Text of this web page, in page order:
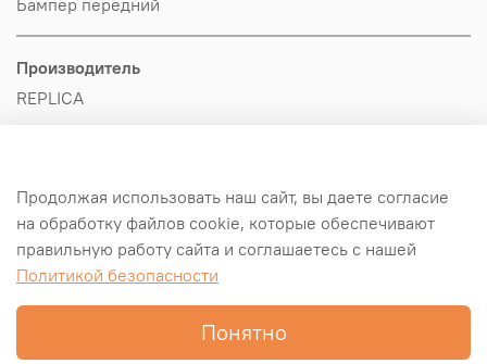
Производитель
REPLICA
Аналог
Примечание
Продолжая использовать наш сайт, вы даете согласие
на обработку файлов cookie, которые обеспечивают
правильную работу сайта и соглашаетесь с нашей
Политикой безопасности
Понятно